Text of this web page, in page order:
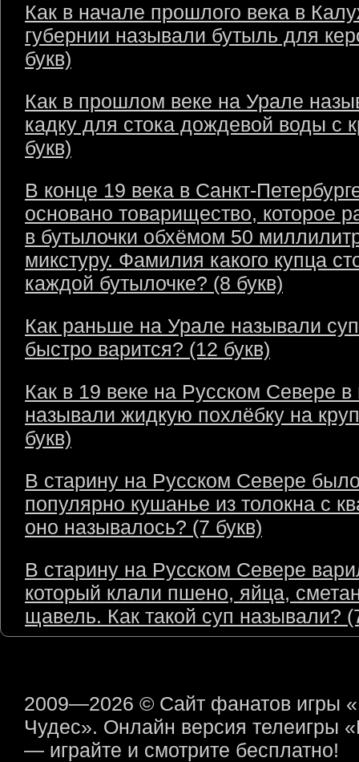
Как в начале прошлого века в
губернии называли бутыль для
букв)
Как в прошлом веке на Урале
кадку для стока дождевой воды с
букв)
В конце 19 века в Санкт-
основано товарищество, которое
в бутылочки обхёмом 50
микстуру. Фамилия какого купца
каждой бутылочке? (8 букв)
Как раньше на Урале называли
быстро варится? (12 букв)
Как в 19 веке на Русском Севере в
называли жидкую похлёбку на
букв)
В старину на Русском Севере
популярно кушанье из толокна с
оно называлось? (7 букв)
В старину на Русском Севере
который клали пшено, яйца,
щавель. Как такой суп называли?
2009—2026 © Сайт фанатов игры
Чудес». Онлайн версия телеигры
— играйте и смотрите бесплатно!